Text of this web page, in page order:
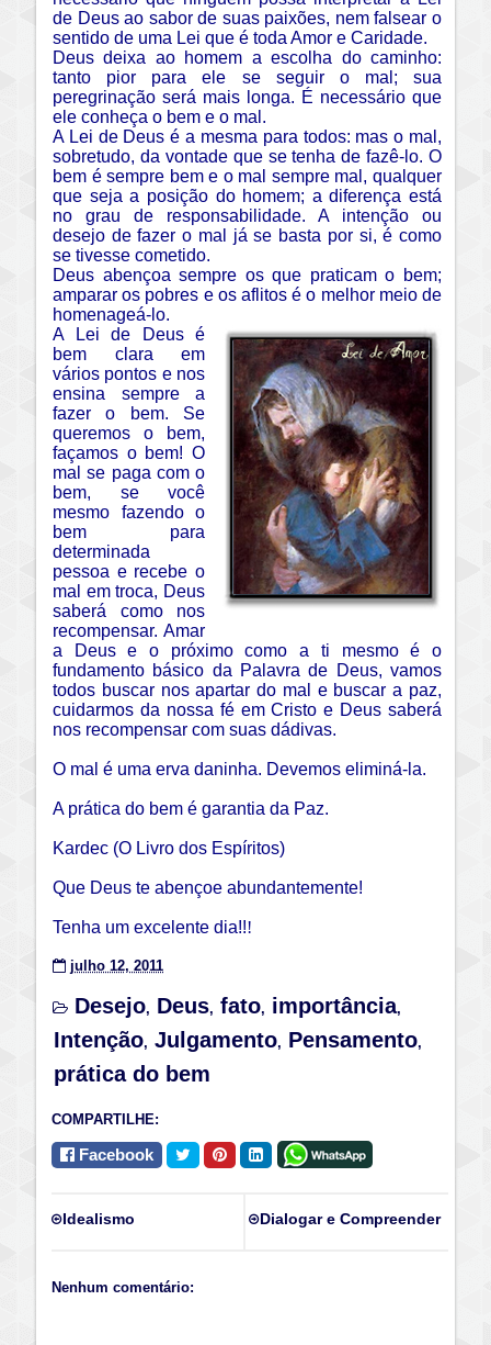
de Deus ao sabor de suas paixões, nem falsear o
sentido de uma Lei que é toda Amor e Caridade.
Deus deixa ao homem a escolha do caminho:
tanto pior para ele se seguir o mal; sua
peregrinação será mais longa. É necessário que
ele conheça o bem e o mal.
A Lei de Deus é a mesma para todos: mas o mal,
sobretudo, da vontade que se tenha de fazê-lo. O
bem é sempre bem e o mal sempre mal, qualquer
que seja a posição do homem; a diferença está
no grau de responsabilidade. A intenção ou
desejo de fazer o mal já se basta por si, é como
se tivesse cometido.
Deus abençoa sempre os que praticam o bem;
amparar os pobres e os aflitos é o melhor meio de
homenageá-lo.
A Lei de Deus é
bem clara em
vários pontos e nos
ensina sempre a
fazer o bem. Se
queremos o bem,
façamos o bem! O
mal se paga com o
bem, se você
mesmo fazendo o
bem para
determinada
pessoa e recebe o
mal em troca, Deus
saberá como nos
recompensar. Amar
a Deus e o próximo como a ti mesmo é o
fundamento básico da Palavra de Deus, vamos
todos buscar nos apartar do mal e buscar a paz,
cuidarmos da nossa fé em Cristo e Deus saberá
nos recompensar com suas dádivas.
O mal é uma erva daninha. Devemos eliminá-la.
A prática do bem é garantia da Paz.
Kardec (O Livro dos Espíritos)
Que Deus te abençoe abundantemente!
Tenha um excelente dia!!!
julho 12, 2011
Desejo, Deus, fato, importância,
Intenção, Julgamento, Pensamento,
prática do bem
COMPARTILHE:
Facebook
Dialogar e Compreender
Idealismo
Nenhum comentário: